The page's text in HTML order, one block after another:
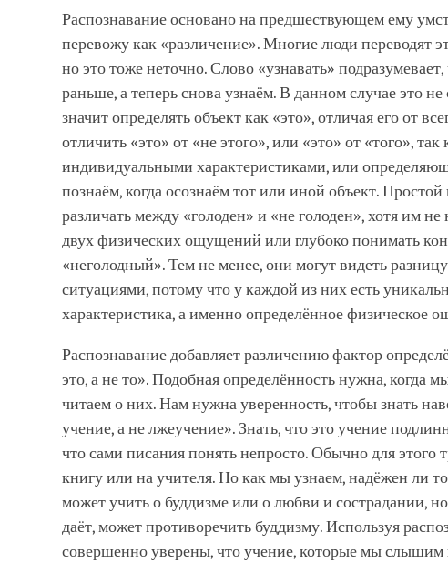
Распознавание основано на предшествующем ему
перевожу как «различение». Многие люди переводят
но это тоже неточно. Слово «узнавать»
раньше, а теперь снова узнаём. В данном случае это не
значит определять объект как «это», отличая его от
отличить «это» от «не этого», или «это» от «того»,
индивидуальными характеристиками, или
познаём, когда осознаём тот или иной объект.
различать между «голоден» и «не голоден», хотя им
двух физических ощущений или глубоко понимать
«неголодный». Тем не менее, они могут видеть
ситуациями, потому что у каждой из них есть
характеристика, а именно определённое физическое
Распознавание добавляет различению фактор
это, а не то». Подобная определённость нужна, когда
читаем о них. Нам нужна уверенность, чтобы знать
учение, а не лжеучение». Знать, что это учение
что сами писания понять непросто. Обычно для этого
книгу или на учителя. Но как мы узнаем, надёжен ли
может учить о буддизме или о любви и сострадании,
даёт, может противоречить буддизму. Используя
совершенно уверены, что учение, которые мы слышим